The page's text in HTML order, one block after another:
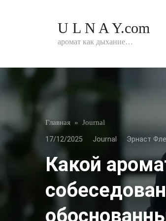
U L N A Y.com
аромат как дыхание…
Главная » Journal
17/12/2025 Journal Эрнаст
Какой